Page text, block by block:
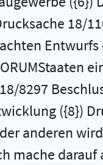
18/
8297
({8})
anderen
mache